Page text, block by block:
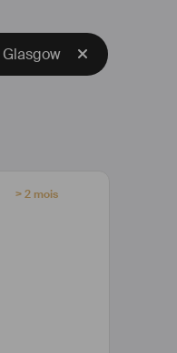
> 2 mois